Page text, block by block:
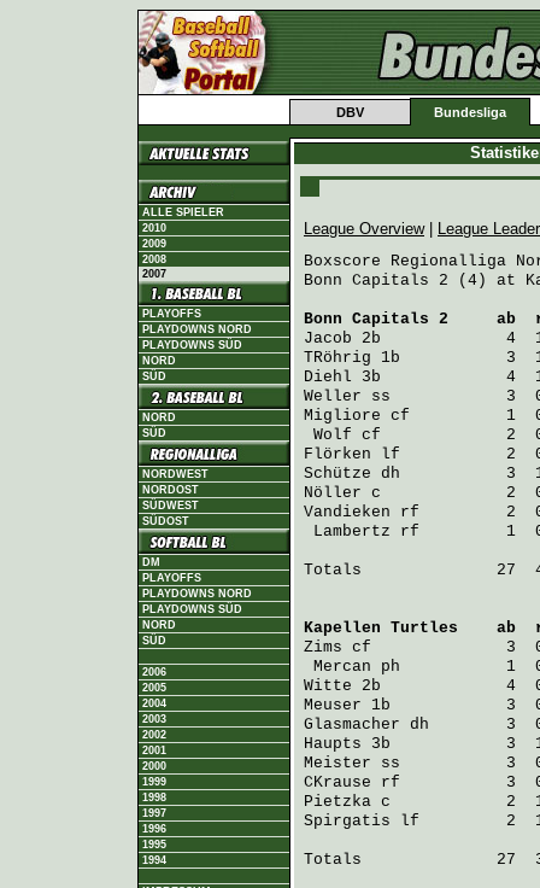
DBV Bundesliga
ALLE SPIELER
2010
2009
2008
2007
PLAYOFFS
PLAYDOWNS NORD
PLAYDOWNS SÜD
NORD
SÜD
NORD
SÜD
NORDWEST
NORDOST
SÜDWEST
SÜDOST
DM
PLAYOFFS
PLAYDOWNS NORD
PLAYDOWNS SÜD
NORD
SÜD
2006
2005
2004
2003
2002
2001
2000
1999
1998
1997
1996
1995
1994
League Overview|
League
Boxscore Regionalliga
Bonn Capitals 2 (4) at
Bonn Capitals 2
ab
Jacob 2b             4  1
TRöhrig 1b           3  1
Diehl 3b             4  1
Weller ss            3  0
Migliore cf          1  0
Wolf cf             2  0
Flörken lf           2  0
Schütze dh           3  1
Nöller c             2  0
Vandieken rf         2  0
Lambertz rf         1  0
Totals              27
Kapellen Turtles
ab
Zims cf              3  0
Mercan ph           1  0
Witte 2b             4  0
Meuser 1b            3  0
Glasmacher dh        3
Haupts 3b            3  1
Meister ss           3  0
CKrause rf           3  0
Pietzka c            2  1
Spirgatis lf         2  1
Totals              27